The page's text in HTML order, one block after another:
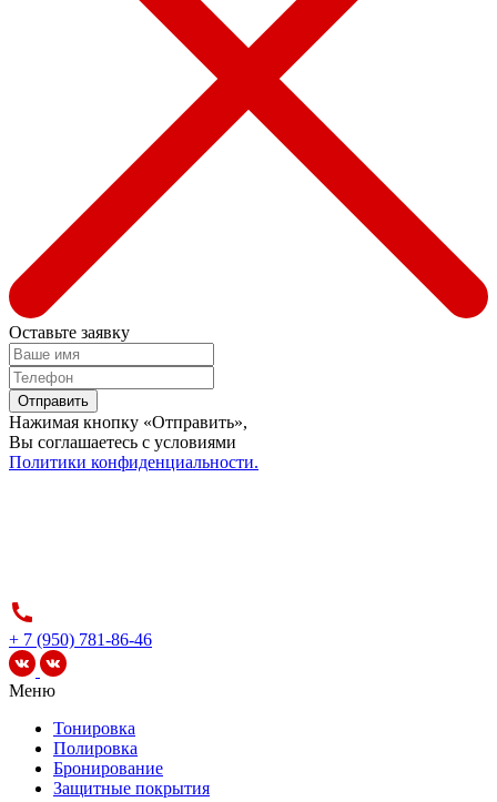
Оставьте заявку
Отправить
Нажимая кнопку «Отправить»,
Вы соглашаетесь c условиями
Политики конфиденциальности.
+ 7 (950) 781-86-46
Меню
Тонировка
Полировка
Бронирование
Защитные покрытия